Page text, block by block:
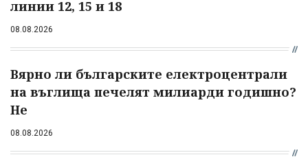
линии 12, 15 и 18
08.08.2026
Вярно ли българските електроцентрали
на въглища печелят милиарди годишно?
Не
08.08.2026